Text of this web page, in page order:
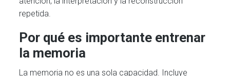
repetida.
Por qué es importante entrenar
la memoria
La memoria no es una sola capacidad. Incluye